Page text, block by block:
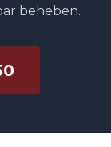
beheben.